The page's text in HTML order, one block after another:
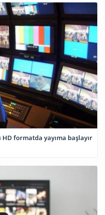
formatda yayıma başlayır